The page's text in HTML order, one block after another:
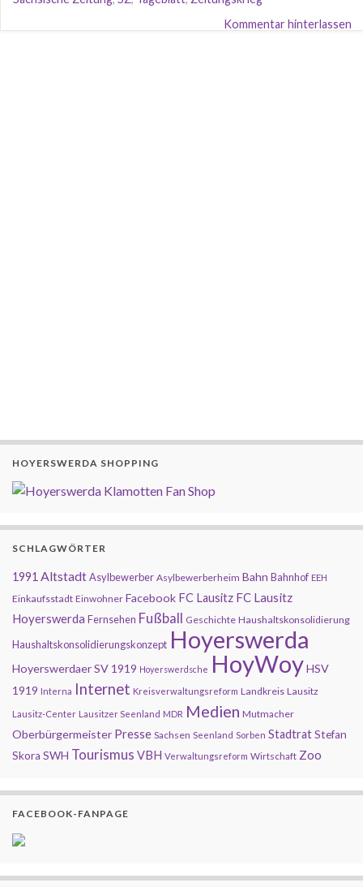
Kommentar hinterlassen
HOYERSWERDA SHOPPING
SCHLAGWÖRTER
1991 AltstadtAsylbewerber Asylbewerberheim Bahn Bahnhof EEH
Einkaufsstadt Einwohner Facebook FC Lausitz FC Lausitz
Hoyerswerda Fernsehen Fußball Geschichte Haushaltskonsolidierung
Haushaltskonsolidierungskonzept Hoyerswerda
Hoyerswerdaer SV 1919 Hoyerswerdsche HoyWoyHSV
1919 Interna Internet Kreisverwaltungsreform Landkreis Lausitz
Lausitz-Center Lausitzer Seenland MDR Medien Mutmacher
Oberbürgermeister Presse Sachsen Seenland Sorben StadtratStefan
Skora SWH Tourismus VBH Verwaltungsreform Wirtschaft Zoo
FACEBOOK-FANPAGE